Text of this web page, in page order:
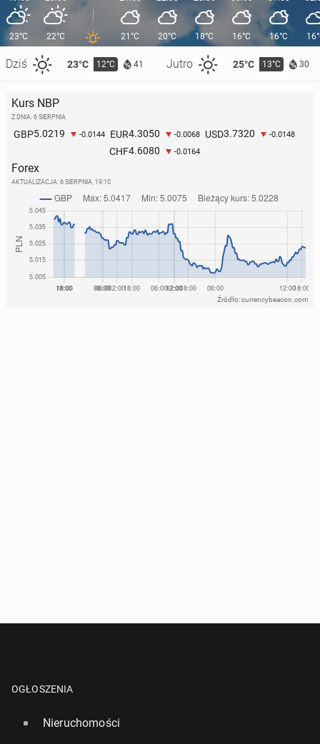
23°C
Dziś 23°C 12°C 41 Jutro 25°C 13°C 30
22°C 21°C 20°C 18°C 16°C 16°C
Kurs NBP
Z DNIA: 6 SIERPNIA
GBP5.0219 -0.0144 EUR4.3050 -0.0068 USD3.7320 -0.0148
CHF4.6080 -0.0164
Forex
AKTUALIZACJA: 6 SIERPNIA, 19:10
Źródło: currencybeacon.com
OGŁOSZENIA
Nieruchomości